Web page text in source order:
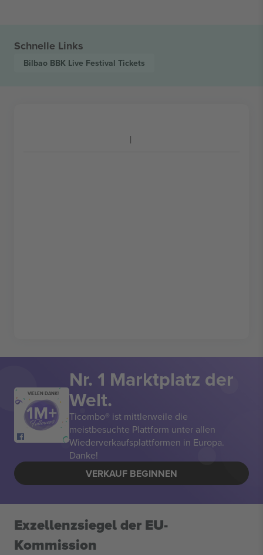
Schnelle Links
Bilbao BBK Live Festival Tickets
VIELEN DANK!
Nr. 1 Marktplatz der
Welt.
Ticombo® ist mittlerweile die
meistbesuchte Plattform unter allen
Wiederverkaufsplattformen in Europa.
Danke!
VERKAUF BEGINNEN
Exzellenzsiegel der EU-
Kommission